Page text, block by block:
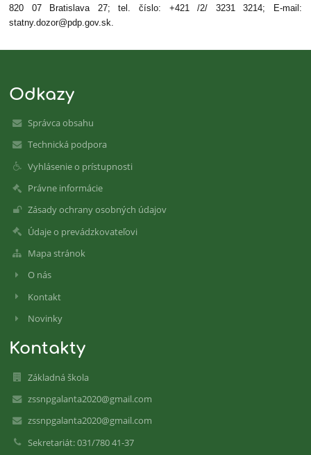
820 07 Bratislava 27; tel. číslo: +421 /2/ 3231 3214; E-mail:
statny.dozor@pdp.gov.sk.
Odkazy
Správca obsahu
Technická podpora
Vyhlásenie o prístupnosti
Právne informácie
Zásady ochrany osobných údajov
Údaje o prevádzkovateľovi
Mapa stránok
O nás
Kontakt
Novinky
Kontakty
Základná škola
zssnpgalanta2020@gmail.com
zssnpgalanta2020@gmail.com
Sekretariát: 031/780 41-37